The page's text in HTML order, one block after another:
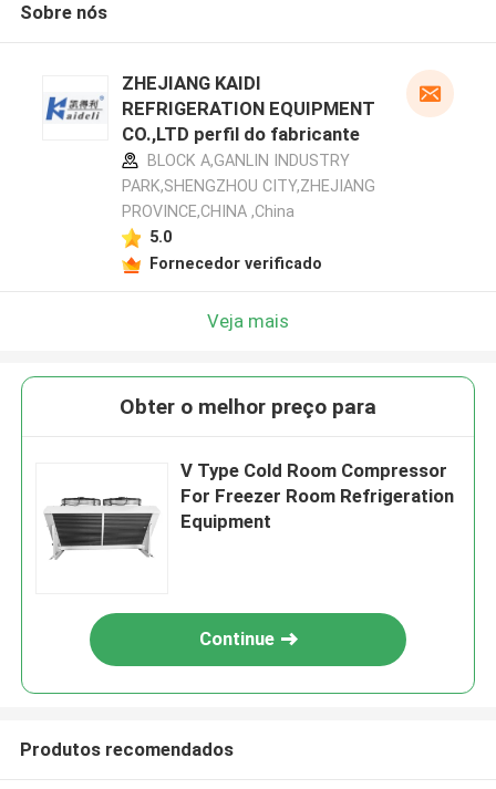
Sobre nós
ZHEJIANG KAIDI
REFRIGERATION EQUIPMENT
CO.,LTD perfil do fabricante
BLOCK A,GANLIN INDUSTRY
PARK,SHENGZHOU CITY,ZHEJIANG
PROVINCE,CHINA ,China
5.0
Fornecedor verificado
Veja mais
Obter o melhor preço para
V Type Cold Room Compressor
For Freezer Room Refrigeration
Equipment
Continue
Produtos recomendados